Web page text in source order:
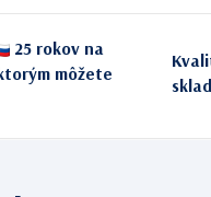
25 rokov na
môžete